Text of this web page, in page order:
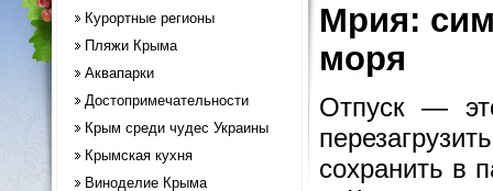
Курортные регионы
Пляжи Крыма
Аквапарки
Достопримечательности
Крым среди чудес Украины
Крымская кухня
Виноделие Крыма
Мрия:
моря
Отпуск —
сохранить в